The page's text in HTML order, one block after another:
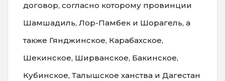
договор, согласно которому провинции
Шамшадиль, Лор-Памбек и Шорагель, а
также Гянджинское, Карабахское,
Шекинское, Ширванское, Бакинское,
Кубинское, Талышское ханства и Дагестан